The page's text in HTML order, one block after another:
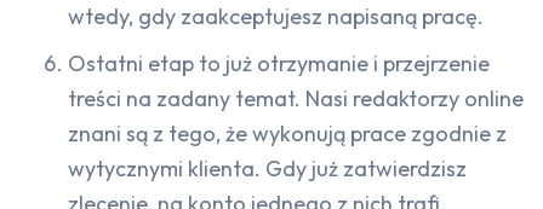
wtedy, gdy zaakceptujesz napisaną pracę.
Ostatni etap to już otrzymanie i przejrzenie
treści na zadany temat. Nasi redaktorzy online
znani są z tego, że wykonują prace zgodnie z
wytycznymi klienta. Gdy już zatwierdzisz